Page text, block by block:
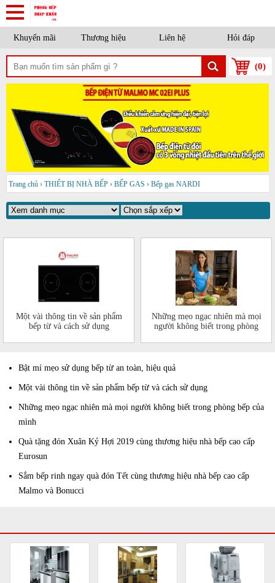
Khuyến mãi Thương hiệu Liên hệ Hỏi đáp
(0)
Trang chủ › THIẾT BỊ NHÀ BẾP › BẾP GAS › Bếp gas NARDI
Một vài thông tin về sản phẩm
bếp từ và cách sử dụng
Những mẹo ngạc nhiên mà mọi
người không biết trong phòng
Bật mí mẹo sử dụng bếp từ an toàn, hiệu quả
Một vài thông tin về sản phẩm bếp từ và cách sử dụng
Những mẹo ngạc nhiên mà mọi người không biết trong phòng bếp của
mình
Quà tặng đón Xuân Kỷ Hợi 2019 cùng thương hiệu nhà bếp cao cấp
Eurosun
Sắm bếp rinh ngay quà đón Tết cùng thương hiệu nhà bếp cao cấp
Malmo và Bonucci